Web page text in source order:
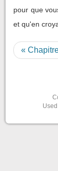
pour que
et qu'en
«